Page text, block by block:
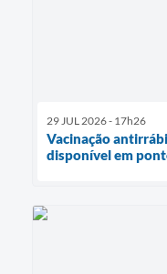
29 JUL 2026 - 17h26
Vacinação
disponível em